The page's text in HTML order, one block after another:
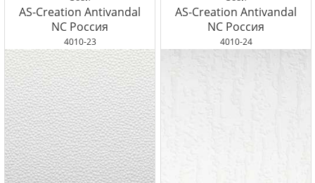
AS-Creation Antivandal
NC Россия
4010-23
AS-Creation Antivandal
NC Россия
4010-24